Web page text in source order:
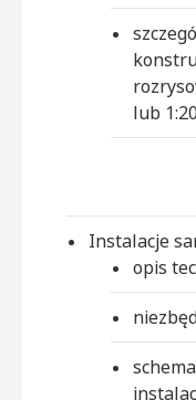
lub
Instalacje
opis